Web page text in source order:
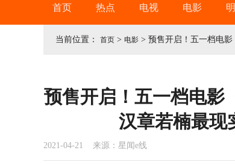
首页 热点 电视 电影
当前位置： 首页 > 电影 > 预售开启！五一档电
预售开启！五一档电影
汉章若楠最现
2021-04-21 来源：星闻e线